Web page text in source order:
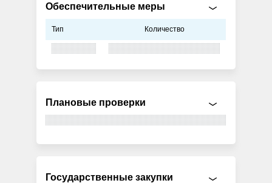
Обеспечительные меры
Тип Количество
Плановые проверки
Государственные закупки